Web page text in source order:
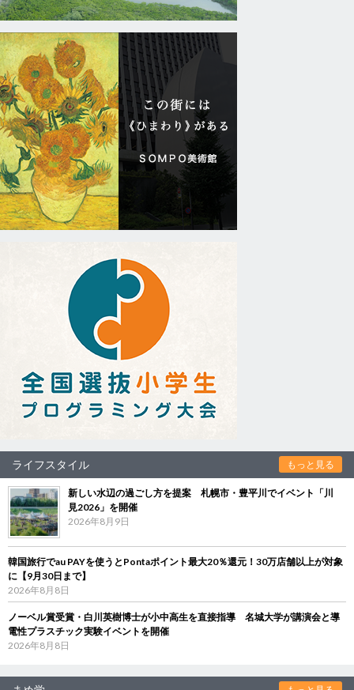
ライフスタイル もっと見る
新しい水辺の過ごし方を提案 札幌市・豊平川でイベント「川
見2026」を開催
2026年8月9日
韓国旅行でau PAYを使うとPontaポイント最大20％還元！30万店舗以上が対象
に【9月30日まで】
2026年8月8日
ノーベル賞受賞・白川英樹博士が小中高生を直接指導 名城大学が講演会と導
電性プラスチック実験イベントを開催
2026年8月8日